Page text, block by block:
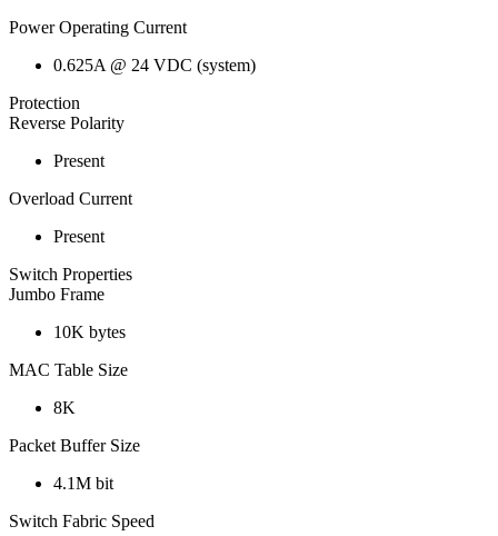
Power Operating Current
0.625A @ 24 VDC (system)
Protection
Reverse Polarity
Present
Overload Current
Present
Switch Properties
Jumbo Frame
10K bytes
MAC Table Size
8K
Packet Buffer Size
4.1M bit
Switch Fabric Speed